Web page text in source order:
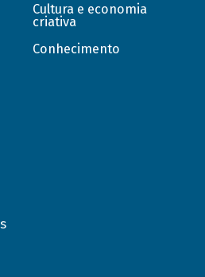
Cultura e economia
criativa
Conhecimento